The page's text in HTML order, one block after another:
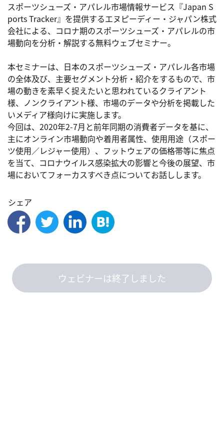
スポーツシューズ・アパレル市場情報サービス『Japan S
ports Tracker』を提供するエヌピーディー・ジャパン株式
会社による、コロナ期のスポーツシューズ・アパレルの市
場動向を分析・解説する無料ウェブセミナー。
本セミナーは、日本のスポーツシューズ・アパレル各市場
の全体及び、主要セグメント分析・紹介をするもので、市
場の動きを素早く捉えたいと思われているクライアント
様、ノンクライアント様、市場のデータや分析を掲載した
いメディア様向けに実施します。
今回は、2020年2-7月と前年同期の消費者データを基に、
主にオンライン市場動向や着用者属性、使用用途（スポー
ツ使用／レジャー使用）、フットウェアの価格帯等に焦点
を当て、コロナウイルス感染拡大の影響と今後の展望、市
場においてフォーカスすべき点についてお話しします。
シェア
ウェビナーは終了しました